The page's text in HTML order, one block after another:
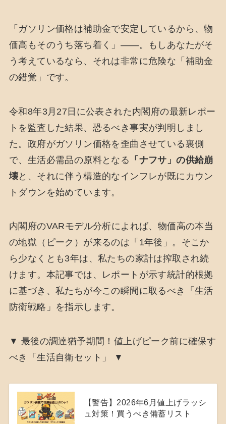
「ガソリン価格は補助金で安定しているから、物
価高もそのうち落ち着く」――。もしあなたがそ
う考えているなら、それは非常に危険な「補助金
の錯覚」です。
令和8年3月27日に公表された内閣府の最新レポー
トを監査した結果、恐るべき事実が判明しまし
た。政府がガソリン価格を歪曲させている裏側
で、生活必需品の原料となる 「ナフサ」の供給崩
壊と、それに伴う構造的なインフレが既にカウン
トダウンを始めています。
内閣府のVARモデル分析によれば、物価高の本当
の地獄（ピーク）が来るのは「1年後」。そこか
ら少なくとも3年は、私たちの家計は搾取され続
けます。本記事では、レポートが示す統計的根拠
に基づき、私たちが今この瞬間に取るべき「生活
防衛戦略」を指示します。
▼ 最後の調達猶予期間！値上げピーク前に確保す
べき「生活自衛セット」 ▼
【警告】2026年6月値上げラッシ
ュ対策！買うべき備蓄リスト